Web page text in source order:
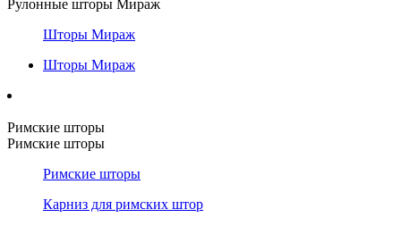
Рулонные шторы Мираж
Шторы Мираж
Шторы Мираж
Римские шторы
Римские шторы
Римские шторы
Карниз для римских штор